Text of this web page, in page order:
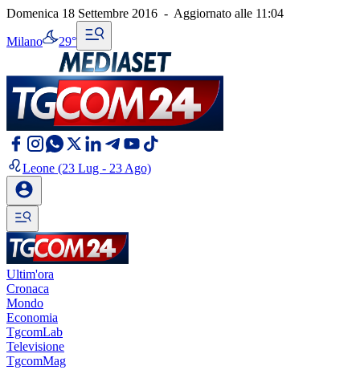
Domenica 18 Settembre 2016 - Aggiornato alle 11:04
Milano 29°
Leone (23 Lug - 23 Ago)
Ultim'ora
Cronaca
Mondo
Economia
TgcomLab
Televisione
TgcomMag